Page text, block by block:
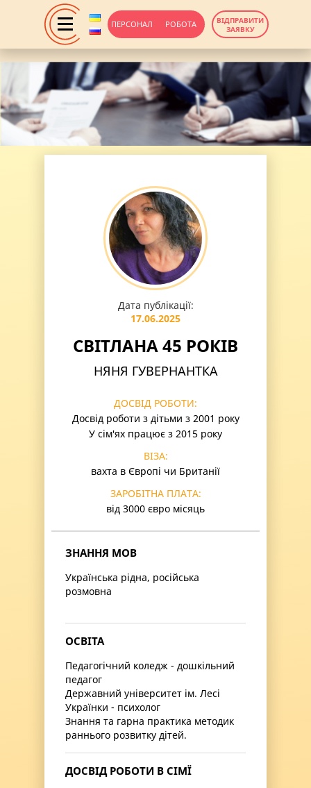
ПЕРСОНАЛ РОБОТА
ВІДПРАВИТИ
ЗАЯВКУ
Дата публікації:
17.06.2025
СВІТЛАНА 45 РОКІВ
НЯНЯ ГУВЕРНАНТКА
ДОСВІД РОБОТИ:
Досвід роботи з дітьми з 2001 року
У сім'ях працює з 2015 року
ВІЗА:
вахта в Європі чи Британії
ЗАРОБІТНА ПЛАТА:
від 3000 євро місяць
ЗНАННЯ МОВ
Українська рідна, російська
розмовна
ОСВІТА
Педагогічний коледж - дошкільний
педагог
Державний університет ім. Лесі
Українки - психолог
Знання та гарна практика методик
раннього розвитку дітей.
ДОСВІД РОБОТИ В СІМЇ